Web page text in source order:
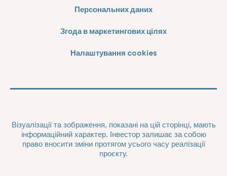
Персональних даних
Згода в маркетингових цілях
Налаштування cookies
Візуалізації та зображення, показані на цій сторінці, мають
інформаційний характер. Інвестор залишає за собою
право вносити зміни протягом усього часу реалізації
проєкту.